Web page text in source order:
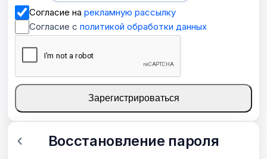
Согласие на рекламную рассылку
Согласие с политикой обработки данных
Зарегистрироваться
Восстановление пароля